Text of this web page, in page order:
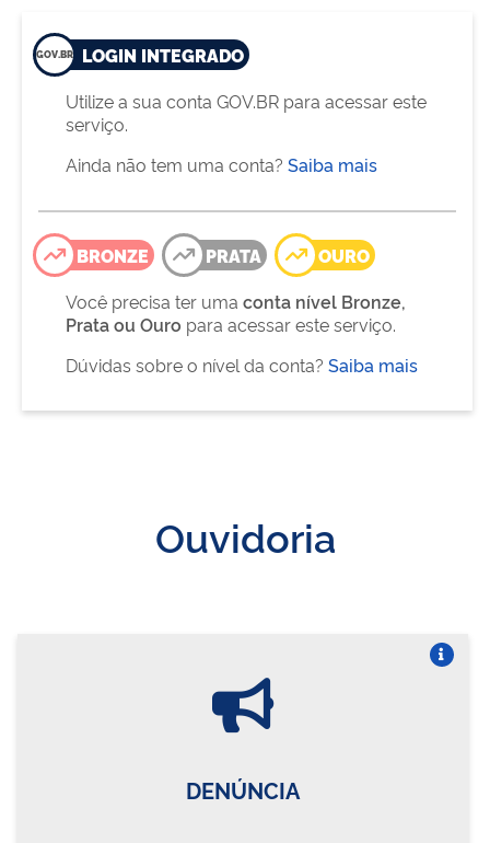
LOGIN INTEGRADO
Utilize a sua conta GOV.BR para acessar este
serviço.
Ainda não tem uma conta? Saiba mais
BRONZE PRATA
OURO
Você precisa ter uma conta nível Bronze,
Prata ou Ouro para acessar este serviço.
Dúvidas sobre o nível da conta? Saiba mais
Ouvidoria
DENÚNCIA